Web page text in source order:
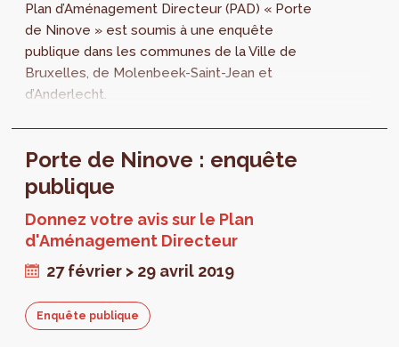
Plan d’Aménagement Directeur (PAD) « Porte
de Ninove » est soumis à une enquête
publique dans les communes de la Ville de
Bruxelles, de Molenbeek-Saint-Jean et
d’Anderlecht.
Porte de Ninove : enquête
publique
Donnez votre avis sur le Plan
d'Aménagement Directeur
27 février > 29 avril 2019
Enquête publique